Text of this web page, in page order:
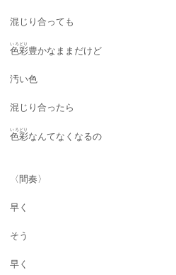
混じり合っても
色彩
いろどり
豊かなままだけど
汚い色
混じり合ったら
色彩
いろどり
なんてなくなるの
〈間奏〉
早く
そう
早く